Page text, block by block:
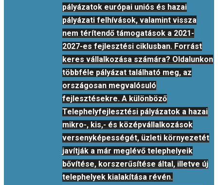
pályázatok európai uniós és hazai
pályázati felhívások, valamint vissza
nem térítendő támogatások a 2021-
2027-es fejlesztési ciklusban. Forrást
keres vállalkozása számára? Oldalunkon
többféle pályázat található meg, az
országosan megvalósuló
fejlesztésekre. A különböző
Telephelyfejlesztési pályázatok a hazai
mikro-, kis,- és középvállalkozások
versenyképességét, üzleti környezetét
javítják a már meglévő telephelyeik
bővítése, korszerűsítése által, illetve új
telephelyek kialakítása révén.